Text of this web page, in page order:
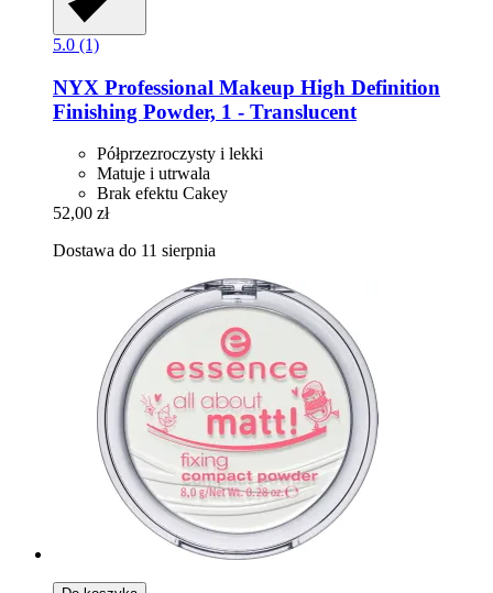
5.0 (1)
NYX Professional Makeup High Definition
Finishing Powder, 1 -​ Translucent
Półprzezroczysty i lekki
Matuje i utrwala
Brak efektu Cakey
52,00 zł
Dostawa do 11 sierpnia